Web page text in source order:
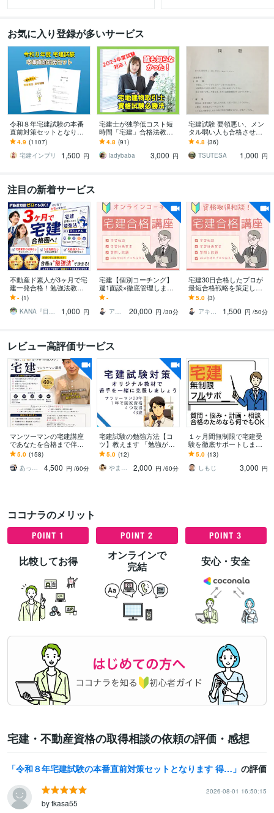
お気に入り登録が多いサービス
令和８年宅建試験の本番
直前対策セットとなりま
す 得点アップに繋がるひ
っかけ対策と模擬試験４
回分セット！
4.9 (1107)
宅建インプリ
1,500 円
宅建士が独学低コスト短
時間「宅建」合格法教え
ます 今年こそ！ アフター
コロナで輝く必須の刃を
手に入れる！
4.8 (91)
ladybaba
3,000 円
宅建試験 要領悪い、メン
タル弱い人も合格させま
す 今の勉強方法に不安を
感じたらご覧下さい。
4.8 (36)
TSUTESA
1,000 円
注目の新着サービス
不動産ド素人が3ヶ月で宅
建一発合格！勉強法教え
ます 宅建合格のカギは知
識量じゃなく勉強法で
す！
- (1)
KANA『目標が叶う』ゲーム感覚コーチ
1,000 円
宅建【個別コーチング】
週1面談×徹底管理します
宅建30日合格者である試
験のプロが学習を徹底サ
ポートします。
-
アキ先生【塾講師＠逆転合格】
20,000 円 /30分
宅建30日合格したプロが
最短合格戦略を策定しま
す 【個別コーチング】過
去問分析・弱点整理・学
習管理まで伴走
5.0 (3)
アキ先生【塾講師＠逆転合格】
1,500 円 /50分
レビュー高評価サービス
マンツーマンの宅建講座
であなたを合格まで伴走
します 宅建合格までの苦
しくつらい道のりをあな
たのそばで寄り添います
5.0 (158)
あっけ代表
4,500 円 /60分
宅建試験の勉強方法【コ
ツ】教えます 「勉強が苦
手でも資格を取得した
い」そんなあなたを応援
します
5.0 (12)
やま＠アドバイザー
2,000 円 /60分
１ヶ月間無制限で宅建受
験を徹底サポートします
いつでも何でも何度で
も！宅建合格のためのフ
ルサポートします！
5.0 (13)
しもじ
3,000 円
ココナラのメリット
比較してお得
オンラインで
完結
安心・安全
宅建・不動産資格の取得相談の依頼の評価・感想
令和８年宅建試験の本番直前対策セットとなります 得点アップに繋がるひっかけ対策と模擬試験４回分セット！ の評価
2026-08-01 16:50:15
by tkasa55